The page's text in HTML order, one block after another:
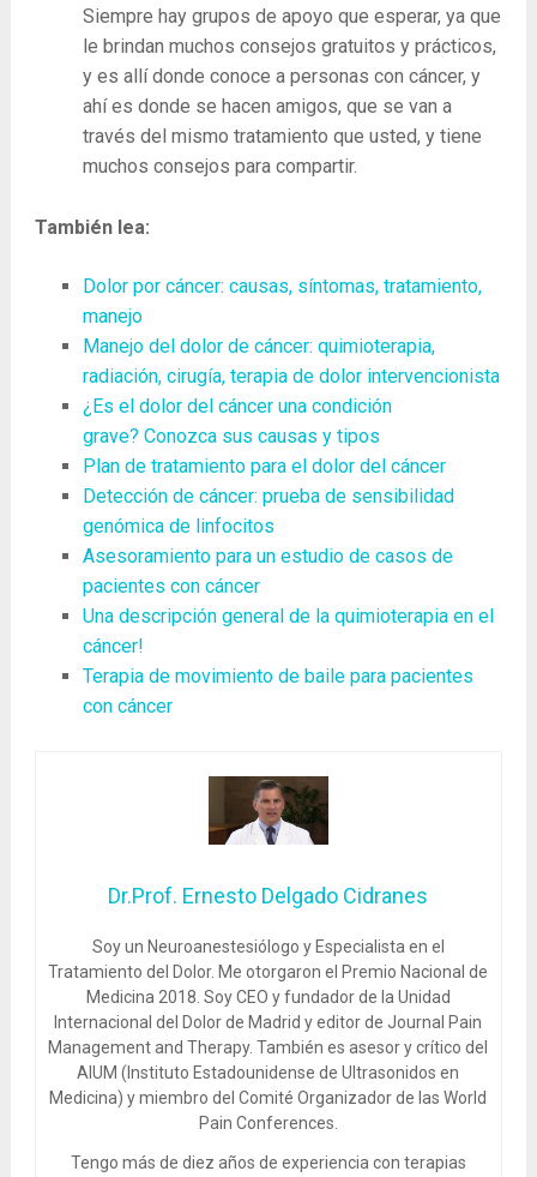
Siempre hay grupos de apoyo que esperar, ya que
le brindan muchos consejos gratuitos y prácticos,
y es allí donde conoce a personas con cáncer, y
ahí es donde se hacen amigos, que se van a
través del mismo tratamiento que usted, y tiene
muchos consejos para compartir.
También lea:
Dolor por cáncer: causas, síntomas, tratamiento,
manejo
Manejo del dolor de cáncer: quimioterapia,
radiación, cirugía, terapia de dolor intervencionista
¿Es el dolor del cáncer una condición
grave? Conozca sus causas y tipos
Plan de tratamiento para el dolor del cáncer
Detección de cáncer: prueba de sensibilidad
genómica de linfocitos
Asesoramiento para un estudio de casos de
pacientes con cáncer
Una descripción general de la quimioterapia en el
cáncer!
Terapia de movimiento de baile para pacientes
con cáncer
Dr.Prof. Ernesto Delgado Cidranes
Soy un Neuroanestesiólogo y Especialista en el
Tratamiento del Dolor. Me otorgaron el Premio Nacional de
Medicina 2018. Soy CEO y fundador de la Unidad
Internacional del Dolor de Madrid y editor de Journal Pain
Management and Therapy. También es asesor y crítico del
AIUM (Instituto Estadounidense de Ultrasonidos en
Medicina) y miembro del Comité Organizador de las World
Pain Conferences.
Tengo más de diez años de experiencia con terapias